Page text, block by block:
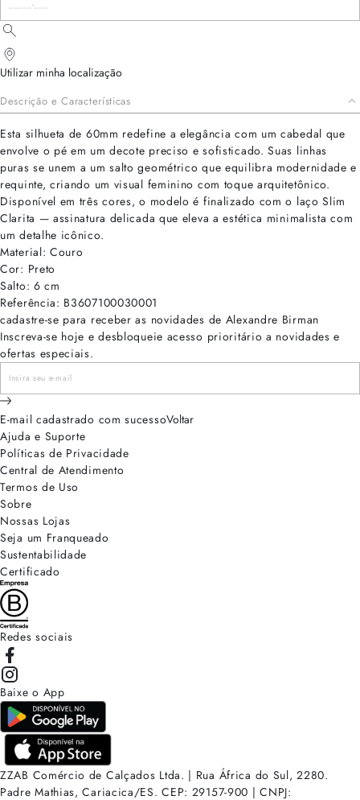
Utilizar minha localização
Descrição e Características
Esta silhueta de 60mm redefine a elegância com um cabedal que
envolve o pé em um decote preciso e sofisticado. Suas linhas
puras se unem a um salto geométrico que equilibra modernidade e
requinte, criando um visual feminino com toque arquitetônico.
Disponível em três cores, o modelo é finalizado com o laço Slim
Clarita — assinatura delicada que eleva a estética minimalista com
um detalhe icônico.
Material: Couro
Cor: Preto
Salto: 6 cm
Referência: B3607100030001
cadastre-se para receber as novidades de Alexandre Birman
Inscreva-se hoje e desbloqueie acesso prioritário a novidades e
ofertas especiais.
E-mail cadastrado com sucessoVoltar
Ajuda e Suporte
Políticas de Privacidade
Central de Atendimento
Termos de Uso
Sobre
Nossas Lojas
Seja um Franqueado
Sustentabilidade
Certificado
Redes sociais
Baixe o App
ZZAB Comércio de Calçados Ltda. | Rua África do Sul, 2280.
Padre Mathias, Cariacica/ES. CEP: 29157-900 | CNPJ: